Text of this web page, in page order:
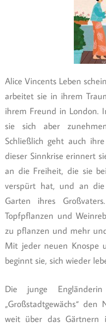
Alice Vincents Leben
arbeitet sie in ihrem
ihrem Freund in London.
sie sich aber
Schließlich geht auch
dieser Sinnkrise erinnert
an die Freiheit, die sie
verspürt hat, und an
Garten ihres
Topfpflanzen und
zu pflanzen und mehr
Mit jeder neuen Knospe
beginnt sie, sich wieder
Die junge
„Großstadtgewächs“
weit über das Gärtnern